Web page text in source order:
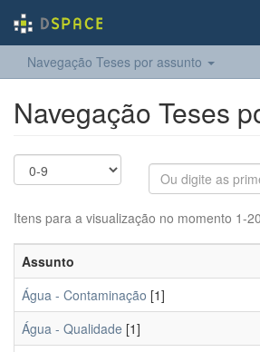
Navegação Teses por assunto
Navegação Teses
Itens para a visualização no momento 1-
Assunto
Água - Contaminação [1]
Água - Qualidade [1]